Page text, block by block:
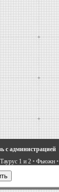
с администрацией
Таурус 1 и 2 • Фьюжн •